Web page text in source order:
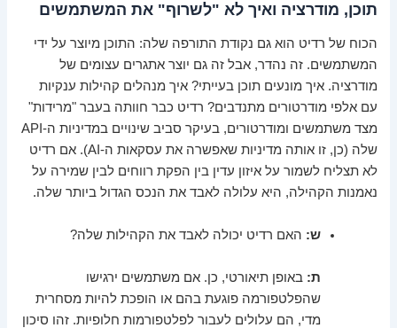
תוכן, מודרציה ואיך לא "לשרוף" את המשתמשים
הכוח של רדיט הוא גם נקודת התורפה שלה: התוכן מיוצר על ידי
המשתמשים. זה נהדר, אבל זה גם יוצר אתגרים עצומים של
מודרציה. איך מונעים תוכן בעייתי? איך מנהלים קהילות ענקיות
עם אלפי מודרטורים מתנדבים? רדיט כבר חוותה בעבר "מרידות"
מצד משתמשים ומודרטורים, בעיקר סביב שינויים במדיניות ה-API
שלה (כן, זו אותה מדיניות שאפשרה את עסקאות ה-AI). אם רדיט
לא תצליח לשמור על איזון עדין בין הפקת רווחים לבין שמירה על
נאמנות הקהילה, היא עלולה לאבד את הנכס הגדול ביותר שלה.
ש: האם רדיט יכולה לאבד את הקהילות שלה?
ת: באופן תיאורטי, כן. אם משתמשים ירגישו
שהפלטפורמה פוגעת בהם או הופכת להיות מסחרית
מדי, הם עלולים לעבור לפלטפורמות חלופיות. זהו סיכון